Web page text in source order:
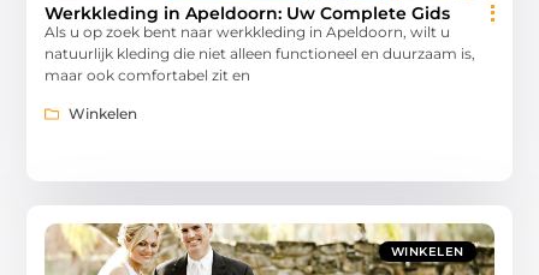
Werkkleding in Apeldoorn: Uw Complete Gids
Als u op zoek bent naar werkkleding in Apeldoorn, wilt u
natuurlijk kleding die niet alleen functioneel en duurzaam is,
maar ook comfortabel zit en
Winkelen
WINKELEN